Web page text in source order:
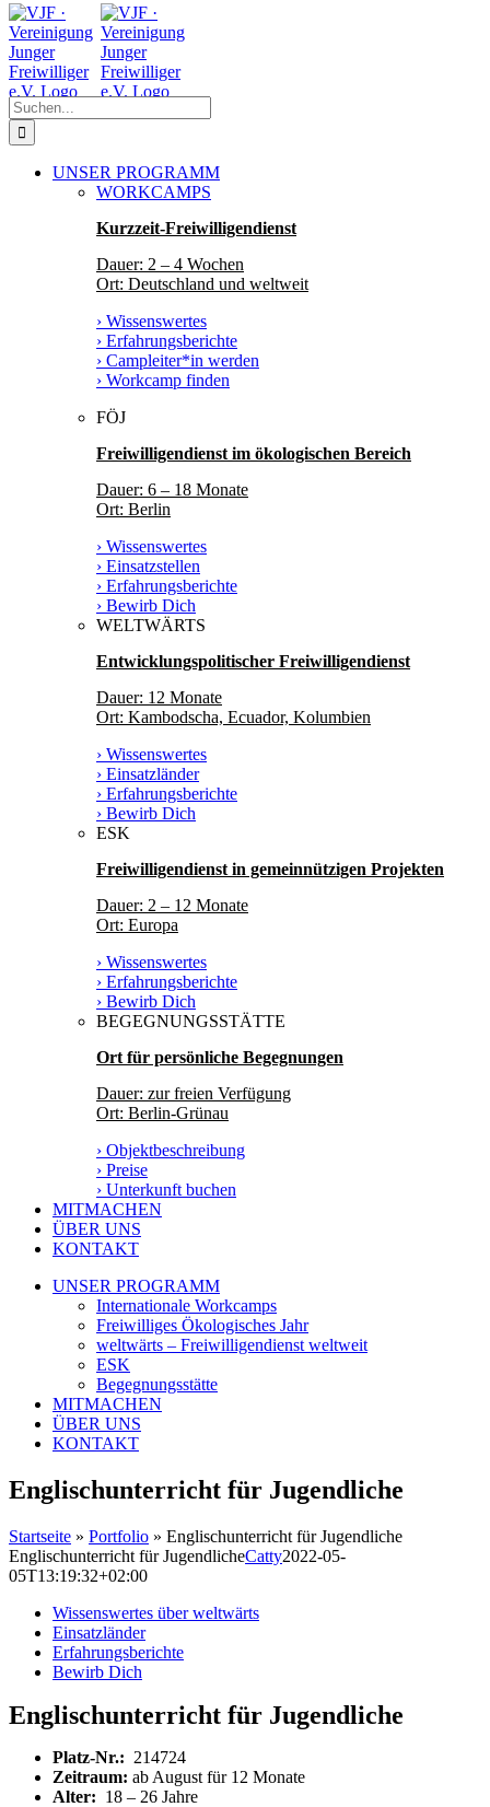
Zum
Inhalt
springen
Facebook
Instagram
YouTube
Suche
nach:
UNSER PROGRAMM
WORKCAMPS
Kurzzeit-Freiwilligendienst
Dauer: 2 – 4 Wochen
Ort: Deutschland und weltweit
› Wissenswertes
› Erfahrungsberichte
› Campleiter*in werden
› Workcamp finden
FÖJ
Freiwilligendienst im ökologischen Bereich
Dauer: 6 – 18 Monate
Ort: Berlin
› Wissenswertes
› Einsatzstellen
› Erfahrungsberichte
› Bewirb Dich
WELTWÄRTS
Entwicklungspolitischer Freiwilligendienst
Dauer: 12 Monate
Ort: Kambodscha, Ecuador, Kolumbien
› Wissenswertes
› Einsatzländer
› Erfahrungsberichte
› Bewirb Dich
ESK
Freiwilligendienst in gemeinnützigen Projekten
Dauer: 2 – 12 Monate
Ort: Europa
› Wissenswertes
› Erfahrungsberichte
› Bewirb Dich
BEGEGNUNGSSTÄTTE
Ort für persönliche Begegnungen
Dauer: zur freien Verfügung
Ort: Berlin-Grünau
› Objektbeschreibung
› Preise
› Unterkunft buchen
MITMACHEN
ÜBER UNS
KONTAKT
UNSER PROGRAMM
Internationale Workcamps
Freiwilliges Ökologisches Jahr
weltwärts – Freiwilligendienst weltweit
ESK
Begegnungsstätte
MITMACHEN
ÜBER UNS
KONTAKT
Englischunterricht für Jugendliche
Startseite » Portfolio » Englischunterricht für Jugendliche
Englischunterricht für JugendlicheCatty2022-05-
05T13:19:32+02:00
Wissenswertes über weltwärts
Einsatzländer
Erfahrungsberichte
Bewirb Dich
Englischunterricht für Jugendliche
Platz-Nr.: 214724
Zeitraum: ab August für 12 Monate
Alter: 18 – 26 Jahre